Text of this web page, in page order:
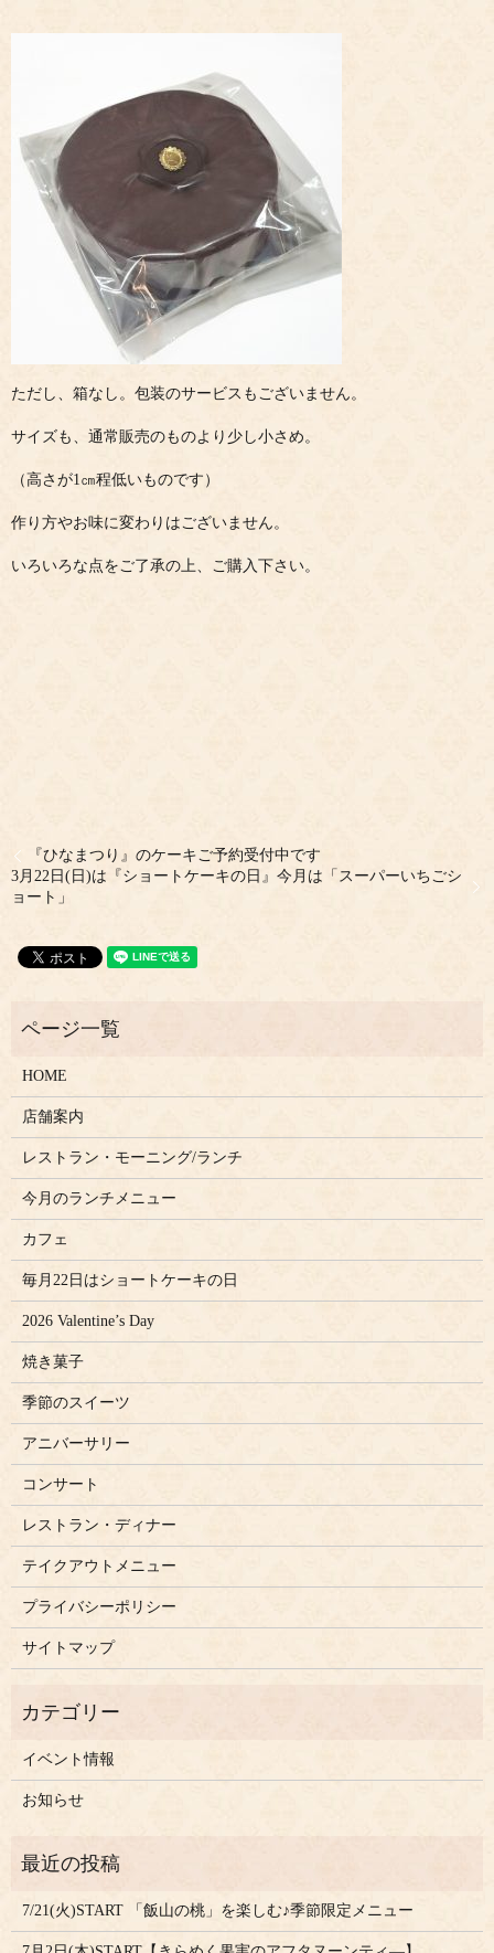
ただし、箱なし。包装のサービスもございません。
サイズも、通常販売のものより少し小さめ。
（高さが1㎝程低いものです）
作り方やお味に変わりはございません。
いろいろな点をご了承の上、ご購入下さい。
『ひなまつり』のケーキご予約受付中です
3月22日(日)は『ショートケーキの日』今月は「スーパーいちごシ
ョート」
HOME
店舗案内
レストラン・モーニング/ランチ
今月のランチメニュー
カフェ
毎月22日はショートケーキの日
2026 Valentine’s Day
焼き菓子
季節のスイーツ
アニバーサリー
コンサート
レストラン・ディナー
テイクアウトメニュー
プライバシーポリシー
サイトマップ
イベント情報
お知らせ
7/21(火)START 「飯山の桃」を楽しむ♪季節限定メニュー